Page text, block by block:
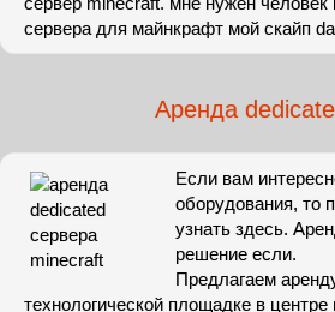
сервера для майнкрафт мой скайп
Аренда
Если вам
оборудования, то
узнать здесь.
решение если.
Предлагаем
технологической площадке в